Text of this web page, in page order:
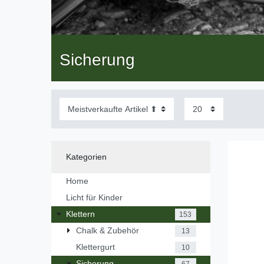
Sicherung
Kategorien
Home
Licht für Kinder
Klettern
153
Chalk & Zubehör 13
Klettergurt 10